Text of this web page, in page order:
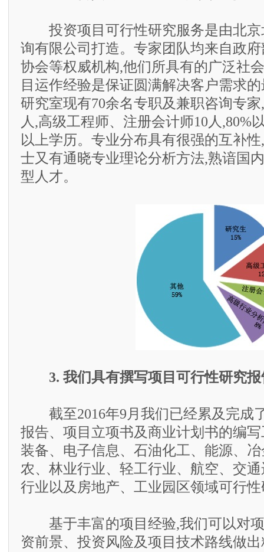
投资项目可行性研究服务是由北京
询有限公司打造。专家团队均来自政
协会等权威机构,他们所具有的广泛社
目运作经验是保证圆满解决客户需求
研究室现有70余名专职及兼职咨询专
人,高级工程师、注册会计师10人,80%
以上学历。专业分布具有很强的互补
士又有通晓专业理论分析方法,熟谙国
型人才。
3. 我们具有撰写项目可行性研究
截至2016年9月我们已经累及完成
报告、项目立项书及商业计划书的编
装备、电子信息、石油化工、能源、
农、林业行业、轻工行业、航空、交
行业以及房地产、工业园区领域可行
基于丰富的项目经验,我们可以对项
资前景、投资风险及项目技术路线做